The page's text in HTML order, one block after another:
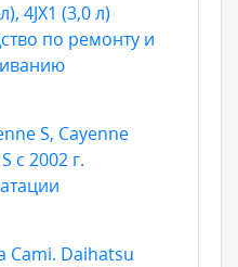
4JX1 (3,0 л)
по ремонту и
S, Cayenne
с 2002 г.
Cami. Daihatsu